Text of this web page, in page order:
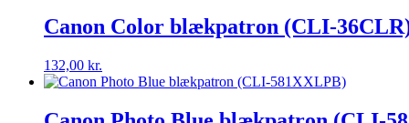
Canon Color blækpatron (CLI-
132,00 kr.